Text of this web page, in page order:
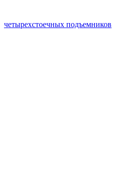
четырехстоечных подъемников